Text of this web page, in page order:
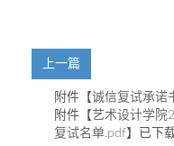
上一篇
附件【诚信复试承诺
附件【 艺术设计学院
复试名单.pdf】已下